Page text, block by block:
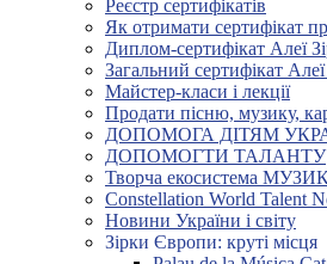
Реєстр сертифікатів
Як отримати сертифікат
Диплом-сертифікат Алеї
Загальний сертифікат Алеї
Майстер-класи і лекції
Продати пісню, музику,
ДОПОМОГА ДІТЯМ
ДОПОМОГТИ ТАЛАНТУ
Творча екосистема
Constellation World Talent
Новини України і світу
Зірки Європи: круті місця